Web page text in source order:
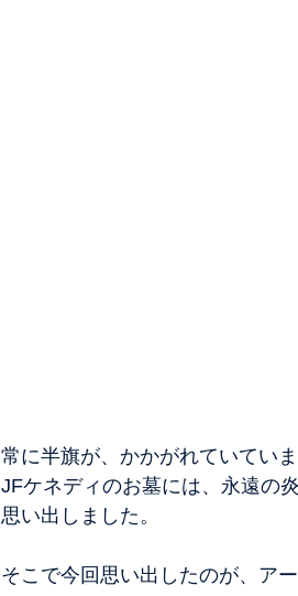
常に半旗が、かかがれていていま
JFケネディのお墓には、永遠の
思い出しました。
そこで今回思い出したのが、ア